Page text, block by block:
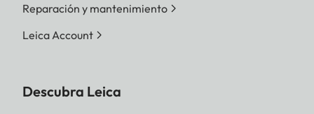
Reparación y mantenimiento
Leica Account
Descubra Leica